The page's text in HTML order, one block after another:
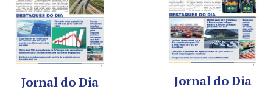
Jornal do Dia Jornal do Dia